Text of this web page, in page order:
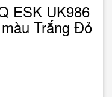
ESK UK986
Trắng Đỏ